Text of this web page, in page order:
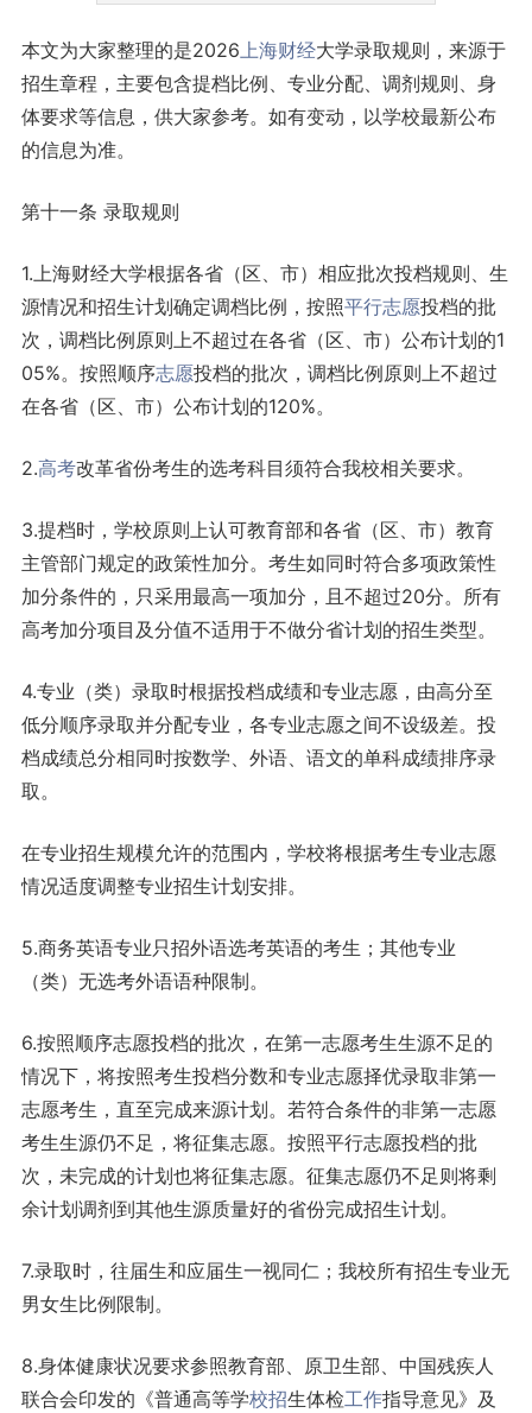
本文为大家整理的是2026上海财经大学录取规则，来源于
招生章程，主要包含提档比例、专业分配、调剂规则、身
体要求等信息，供大家参考。如有变动，以学校最新公布
的信息为准。
第十一条 录取规则
1.上海财经大学根据各省（区、市）相应批次投档规则、生
源情况和招生计划确定调档比例，按照平行志愿投档的批
次，调档比例原则上不超过在各省（区、市）公布计划的1
05%。按照顺序志愿投档的批次，调档比例原则上不超过
在各省（区、市）公布计划的120%。
2.高考改革省份考生的选考科目须符合我校相关要求。
3.提档时，学校原则上认可教育部和各省（区、市）教育
主管部门规定的政策性加分。考生如同时符合多项政策性
加分条件的，只采用最高一项加分，且不超过20分。所有
高考加分项目及分值不适用于不做分省计划的招生类型。
4.专业（类）录取时根据投档成绩和专业志愿，由高分至
低分顺序录取并分配专业，各专业志愿之间不设级差。投
档成绩总分相同时按数学、外语、语文的单科成绩排序录
取。
在专业招生规模允许的范围内，学校将根据考生专业志愿
情况适度调整专业招生计划安排。
5.商务英语专业只招外语选考英语的考生；其他专业
（类）无选考外语语种限制。
6.按照顺序志愿投档的批次，在第一志愿考生生源不足的
情况下，将按照考生投档分数和专业志愿择优录取非第一
志愿考生，直至完成来源计划。若符合条件的非第一志愿
考生生源仍不足，将征集志愿。按照平行志愿投档的批
次，未完成的计划也将征集志愿。征集志愿仍不足则将剩
余计划调剂到其他生源质量好的省份完成招生计划。
7.录取时，往届生和应届生一视同仁；我校所有招生专业无
男女生比例限制。
8.身体健康状况要求参照教育部、原卫生部、中国残疾人
联合会印发的《普通高等学校招生体检工作指导意见》及